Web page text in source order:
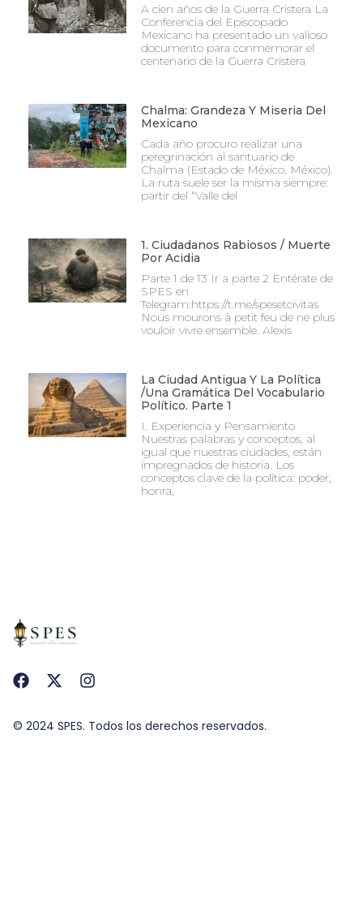
A cien años de la Guerra Cristera La
Conferencia del Episcopado
Mexicano ha presentado un valioso
documento para conmemorar el
centenario de la Guerra Cristera
Chalma: Grandeza Y Miseria Del
Mexicano
Cada año procuro realizar una
peregrinación al santuario de
Chalma (Estado de México, México).
La ruta suele ser la misma siempre:
partir del “Valle del
1. Ciudadanos Rabiosos / Muerte
Por Acidia
Parte 1 de 13 Ir a parte 2 Entérate de
SPES en
Telegram:https://t.me/spesetcivitas
Nous mourons à petit feu de ne plus
vouloir vivre ensemble. Alexis
La Ciudad Antigua Y La Política
/Una Gramática Del Vocabulario
Político. Parte 1
I. Experiencia y Pensamiento
Nuestras palabras y conceptos, al
igual que nuestras ciudades, están
impregnados de historia. Los
conceptos clave de la política: poder,
honra,
© 2024 SPES. Todos los derechos reservados.